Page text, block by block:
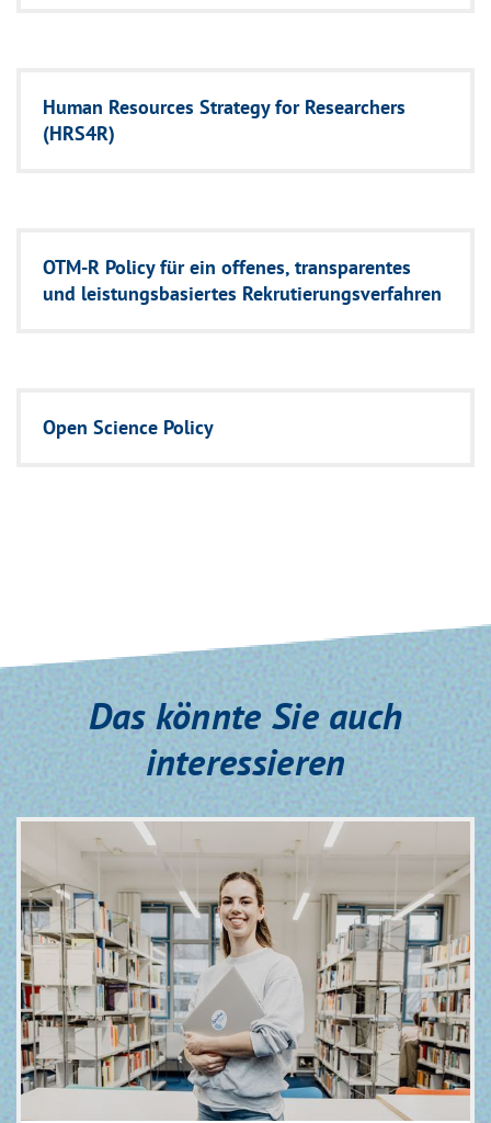
Human Resources Strategy for Researchers
(HRS4R)
OTM-R Policy für ein offenes, transparentes
und leistungsbasiertes Rekrutierungsverfahren
Open Science Policy
Das könnte Sie auch
interessieren